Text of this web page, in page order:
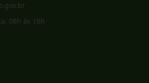
08h às 18h